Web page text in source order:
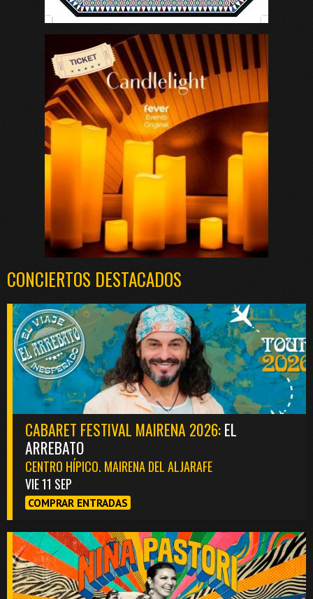
CONCIERTOS DESTACADOS
CABARET FESTIVAL MAIRENA 2026:EL
ARREBATO
CENTRO HÍPICO. MAIRENA DEL ALJARAFE
VIE 11 SEP
COMPRAR ENTRADAS